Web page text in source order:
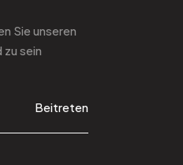
Sie unseren
zu sein
Beitreten